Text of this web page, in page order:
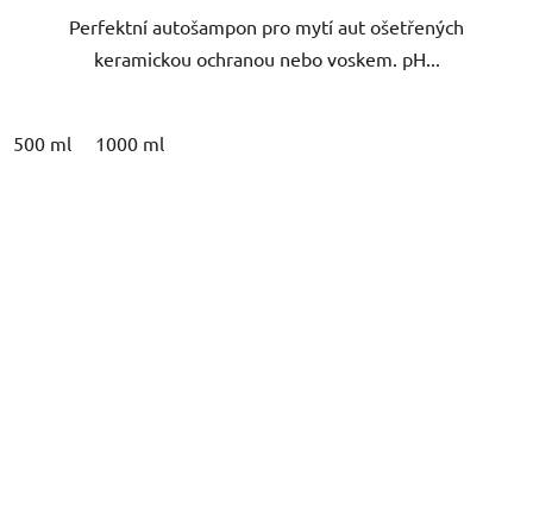
hvězdiček.
Perfektní autošampon pro mytí aut ošetřených
keramickou ochranou nebo voskem. pH...
500 ml 1000 ml